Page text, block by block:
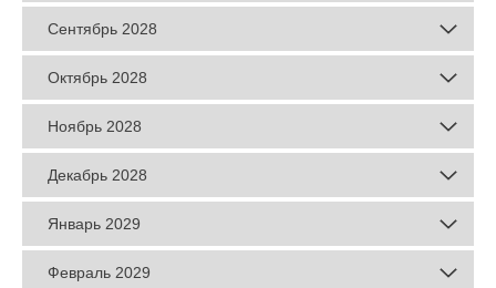
Сентябрь 2028
Октябрь 2028
Ноябрь 2028
Декабрь 2028
Январь 2029
Февраль 2029